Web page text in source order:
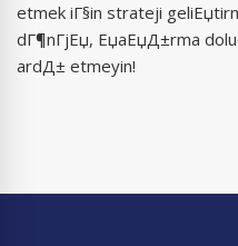
etmek iГ§in strateji
dГ¶nГјЕџ, ЕџaЕџД±rma
ardД± etmeyin!